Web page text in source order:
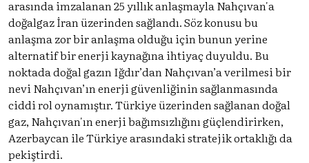
arasında imzalanan 25 yıllık anlaşmayla Nahçıvan'a
doğalgaz İran üzerinden sağlandı. Söz konusu bu
anlaşma zor bir anlaşma olduğu için bunun yerine
alternatif bir enerji kaynağına ihtiyaç duyuldu. Bu
noktada doğal gazın Iğdır’dan Nahçıvan’a verilmesi bir
nevi Nahçıvan’ın enerji güvenliğinin sağlanmasında
ciddi rol oynamıştır. Türkiye üzerinden sağlanan doğal
gaz, Nahçıvan'ın enerji bağımsızlığını güçlendirirken,
Azerbaycan ile Türkiye arasındaki stratejik ortaklığı da
pekiştirdi.